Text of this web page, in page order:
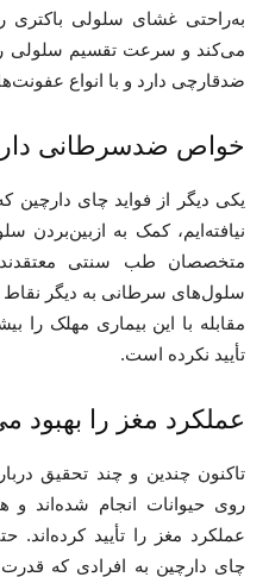
به‌راحتی غشای سلولی باکتری
می‌کند و سرعت تقسیم سلولی
ضدقارچی دارد و با انواع
خواص ضدسرطانی
یکی دیگر از فواید چای دارچین
نیافته‌ایم، کمک به
متخصصان طب سنتی
سلول‌های سرطانی به دیگر نقاط
مقابله با این بیماری مهلک را
تأیید نکرده است.
عملکرد مغز را بهبود
تاکنون چندین و چند تحقیق
روی حیوانات انجام شده‌اند و
عملکرد مغز را تأیید
چای دارچین به افرادی که